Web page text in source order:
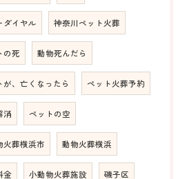
ダイヤル 神奈川ペット火葬
の死 動物死んだら
が、亡くなったら ペット火葬予約
消 ペットの空
火葬横浜市 動物火葬横浜
金 小動物火葬施設 磯子区